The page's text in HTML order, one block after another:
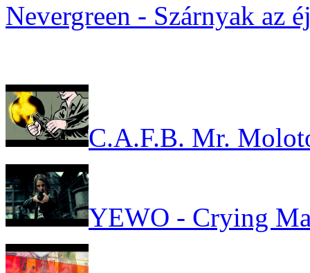
Nevergreen - Szárnyak az
C.A.F.B. Mr.
YEWO - Crying